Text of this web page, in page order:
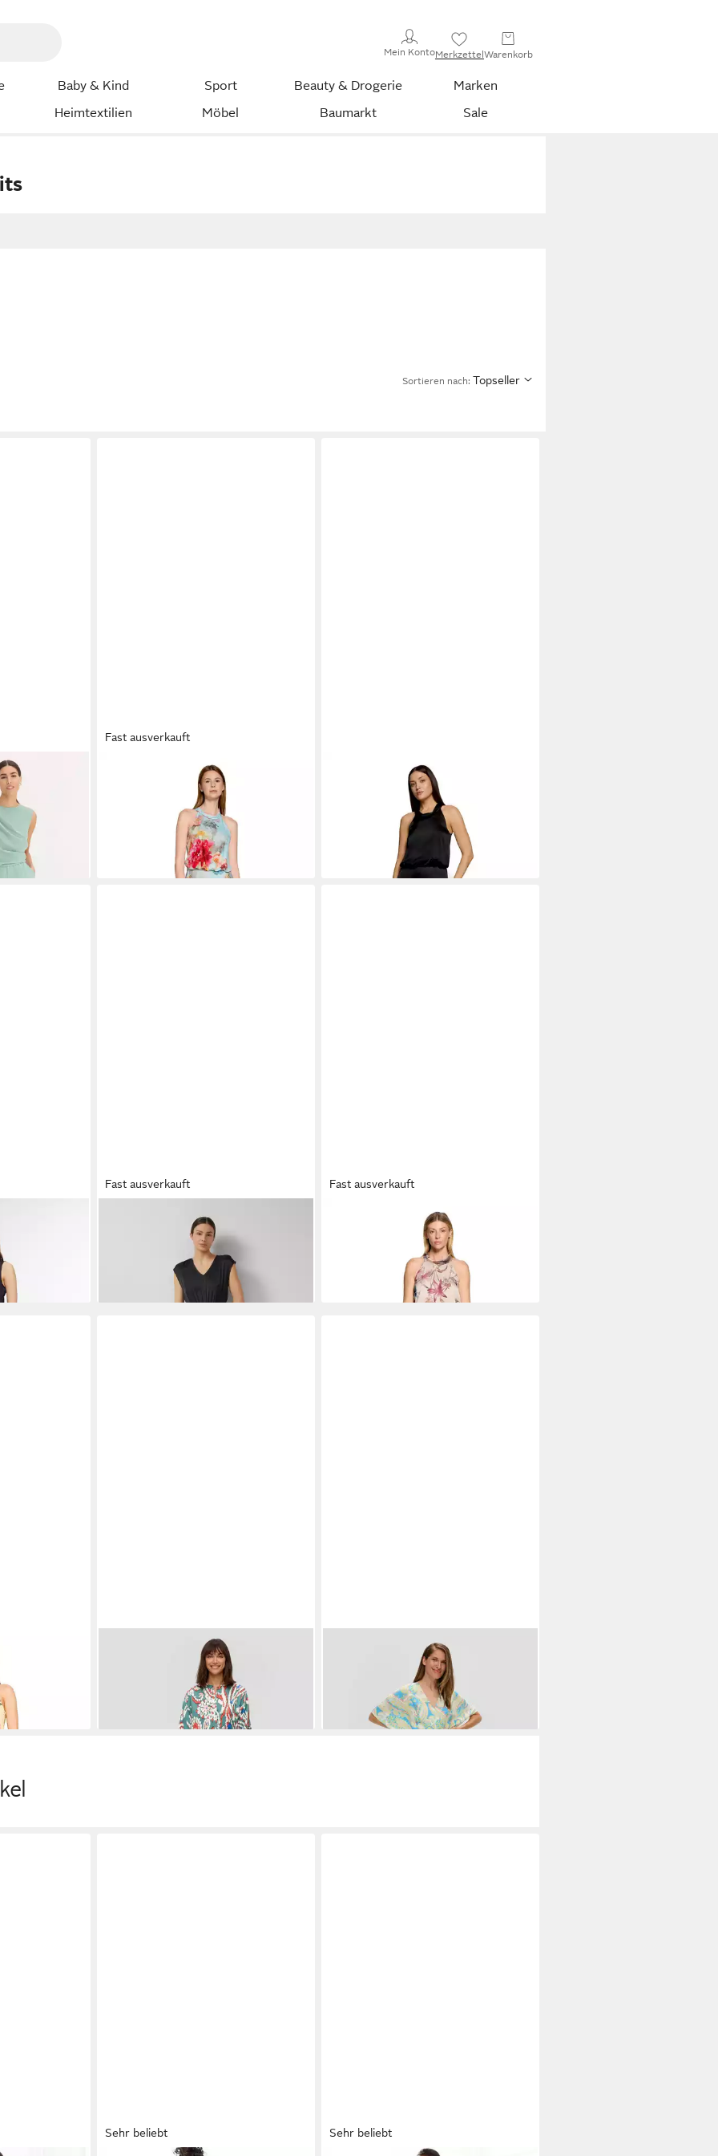
Mein KontoMerkzettelWarenkorb
Baby & Kind Sport Beauty & Drogerie
Marken
Heimtextilien Möbel Baumarkt Sale
Sortieren nach: Topseller
glänzender
weites
Fast ausverkauft
Overall Damen mit
Blumenprint (1-tlg)
Overall Damen mit
Taschen (1-tlg) Material
UVP199,99 €
Satin-
Ausschnitt
Fast ausverkauft
Jumpsuit Overall Satin-
Jumpsuit mit Extra Wide Leg
Fast ausverkauft
Overall Damen mit
Blumenprint (1-tlg)
mit
Jumpsuit Overall Jumpsuit
99,99 €
Jumpsuit Overall Satin-
Jumpsuit mit weitem Bein
UVP129,99 €
Sehr beliebt Sehr beliebt